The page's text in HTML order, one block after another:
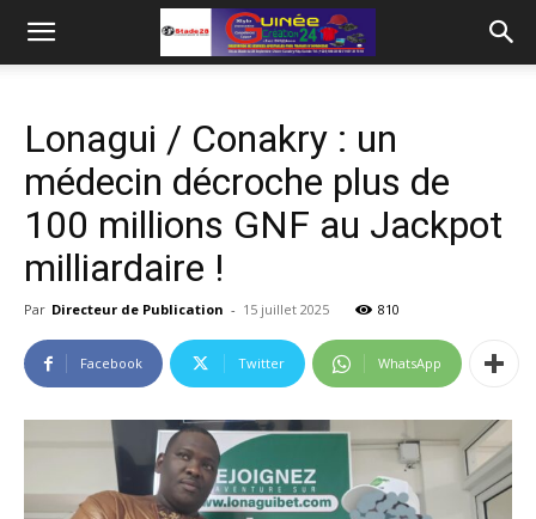
Lonagui / Conakry : un
médecin décroche plus de
100 millions GNF au Jackpot
milliardaire !
Par Directeur de Publication - 15 juillet 2025 810
Facebook Twitter WhatsApp